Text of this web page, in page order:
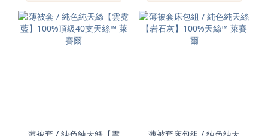
薄被套 / 純色純天絲【雲
薄被套床包組 / 純色純天